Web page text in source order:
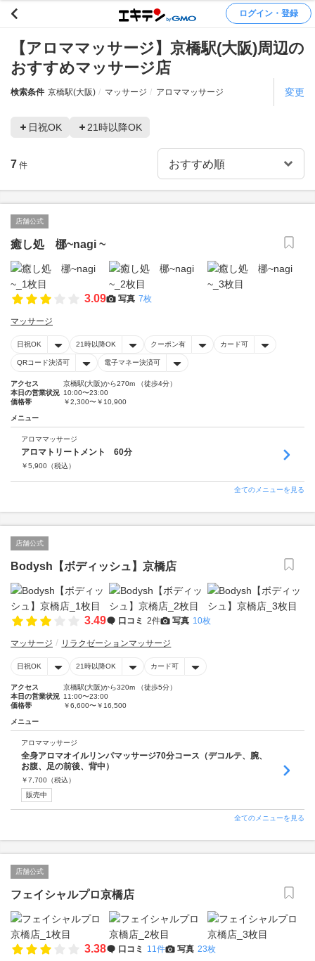
ログイン・登録
【アロママッサージ】京橋駅(大阪)周辺の
おすすめマッサージ店
検索条件 京橋駅(大阪) マッサージ アロママッサージ 変更
日祝OK 21時以降OK
7 件
店舗公式
癒し処 梛~nagi ~
3.09 写真 7枚
マッサージ
日祝OK 21時以降OK クーポン有 カード可
QRコード決済可 電子マネー決済可
アクセス
京橋駅(大阪)から270m （徒歩4分）
本日の営業状況 10:00〜23:00
価格帯
￥2,300〜￥10,900
メニュー
アロママッサージ
アロマトリートメント 60分
￥5,900 （税込）
全てのメニューを見る
店舗公式
Bodysh【ボディッシュ】京橋店
3.49 口コミ 2件 写真 10枚
マッサージ リラクゼーションマッサージ
日祝OK 21時以降OK カード可
アクセス
京橋駅(大阪)から320m （徒歩5分）
本日の営業状況 11:00〜23:00
価格帯
￥6,600〜￥16,500
メニュー
アロママッサージ
全身アロマオイルリンパマッサージ70分コース（デコルテ、腕、
お腹、足の前後、背中）
￥7,700 （税込）
販売中
全てのメニューを見る
店舗公式
フェイシャルプロ京橋店
3.38 口コミ 11件 写真 23枚